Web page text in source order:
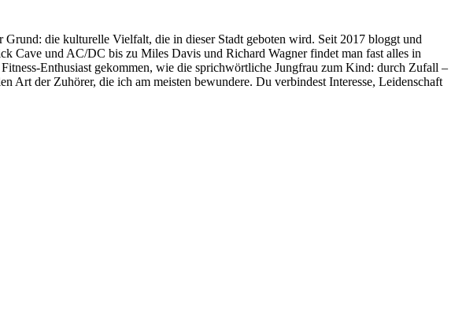
die kulturelle Vielfalt, die in dieser Stadt geboten wird. Seit 2017 bloggt und
Cave und AC/DC bis zu Miles Davis und Richard Wagner findet man fast alles in
Enthusiast gekommen, wie die sprichwörtliche Jungfrau zum Kind: durch Zufall –
Art der Zuhörer, die ich am meisten bewundere. Du verbindest Interesse, Leidenschaft